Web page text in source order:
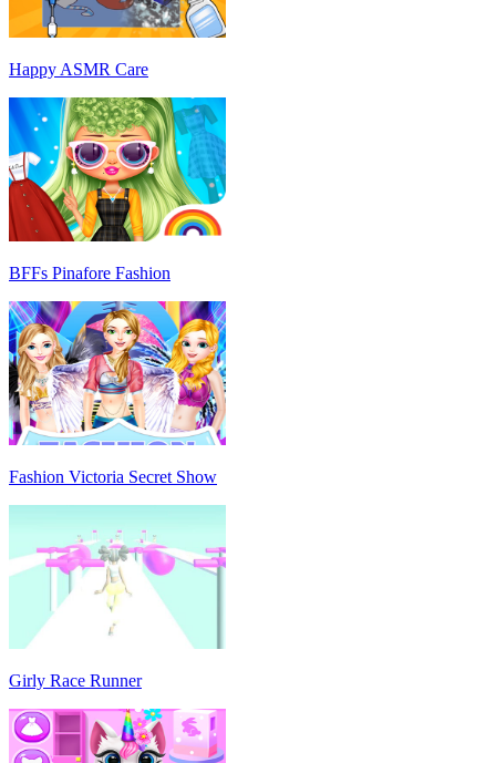
Happy ASMR Care
BFFs Pinafore Fashion
Fashion Victoria Secret Show
Girly Race Runner